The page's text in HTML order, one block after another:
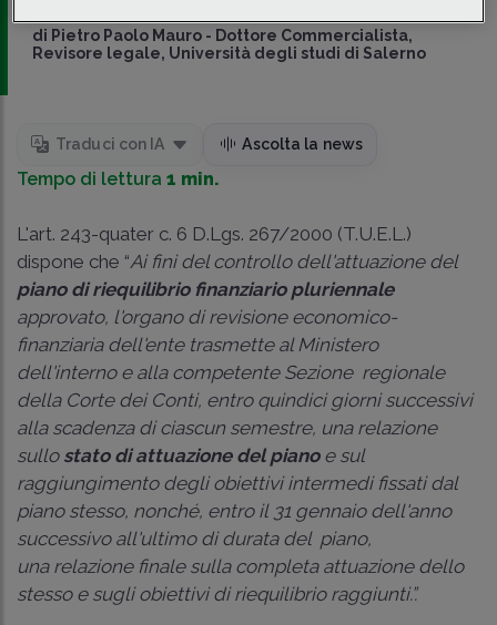
di Pietro Paolo Mauro - Dottore Commercialista,
Revisore legale, Università degli studi di Salerno
Traduci con IA Ascolta la news
Tempo di lettura 1 min.
L'art. 243-quater c. 6 D.Lgs. 267/2000 (T.U.E.L.)
dispone che “Ai fini del controllo dell'attuazione del
piano di riequilibrio finanziario pluriennale
approvato, l'organo di revisione economico-
finanziaria dell'ente trasmette al Ministero
dell'interno e alla competente Sezione regionale
della Corte dei Conti, entro quindici giorni successivi
alla scadenza di ciascun semestre, una relazione
sullo stato di attuazione del pianoe sul
raggiungimento degli obiettivi intermedi fissati dal
piano stesso, nonché, entro il 31 gennaio dell'anno
successivo all'ultimo di durata del piano,
una relazione finale sulla completa attuazione dello
stesso e sugli obiettivi di riequilibrio raggiunti.”.